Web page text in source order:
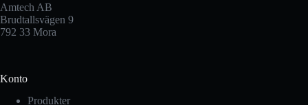
Amtech AB
Brudtallsvägen 9
792 33 Mora
Konto
Produkter